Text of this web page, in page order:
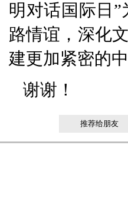
明对话国际日
路情谊，深化
建更加紧密的
谢谢！
推荐给朋友